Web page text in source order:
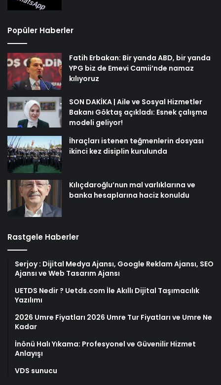
Popüler Haberler
Fatih Erbakan: Bir yanda ABD, bir yanda
YPG biz de Emevi Camii’nde namaz
kılıyoruz
SON DAKİKA | Aile ve Sosyal Hizmetler
Bakanı Göktaş açıkladı: Esnek çalışma
modeli geliyor!
İhraçları istenen teğmenlerin dosyası
ikinci kez disiplin kurulunda
Kılıçdaroğlu’nun mal varlıklarına ve
banka hesaplarına haciz konuldu
Rastgele Haberler
Serjoy : Dijital Medya Ajansı, Google Reklam Ajansı, SEO
Ajansı ve Web Tasarım Ajansı
UETDS Nedir ? Uetds.com İle Akıllı Dijital Taşımacılık
Yazılımı
2026 Umre Fiyatları 2026 Umre Tur Fiyatları ve Umre Ne
Kadar
İnönü Halı Yıkama: Profesyonel ve Güvenilir Hizmet
Anlayışı
VDS sunucu